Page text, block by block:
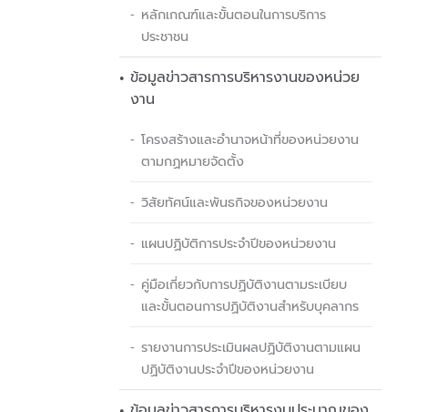
หลักเกณฑ์และขั้นตอนในการบริการ
ประชาชน
ข้อมูลข่าวสารการบริหารงานของหน่วย
งาน
โครงสร้างและอำนาจหน้าที่ของหน่วยงาน
ตามกฏหมายจัดตั้ง
วิสัยทัศน์และพันธกิจของหน่วยงาน
แผนปฏิบัติการประจำปีของหน่วยงาน
คู่มือเกี่ยวกับการปฏิบัติงานตามระเบียบ
และขั้นตอนการปฏิบัติงานสำหรับบุคลากร
รายงานการประเมินผลปฏิบัติงานตามแผน
ปฏิบัติงานประจำปีของหน่วยงาน